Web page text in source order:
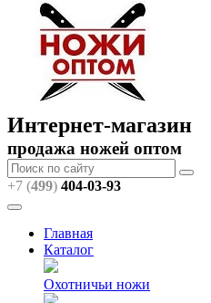
Интернет-магазин
продажа ножей оптом
+7 (499) 404-03-93
Главная
Каталог
Охотничьи ножи